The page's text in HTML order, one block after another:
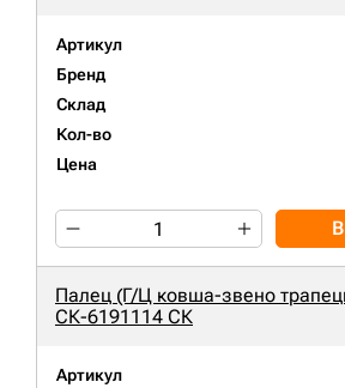
Артикул
Бренд
Склад
Кол-во
Цена
Палец (Г/Ц ковша-звено
СК-6191114 СК
Артикул